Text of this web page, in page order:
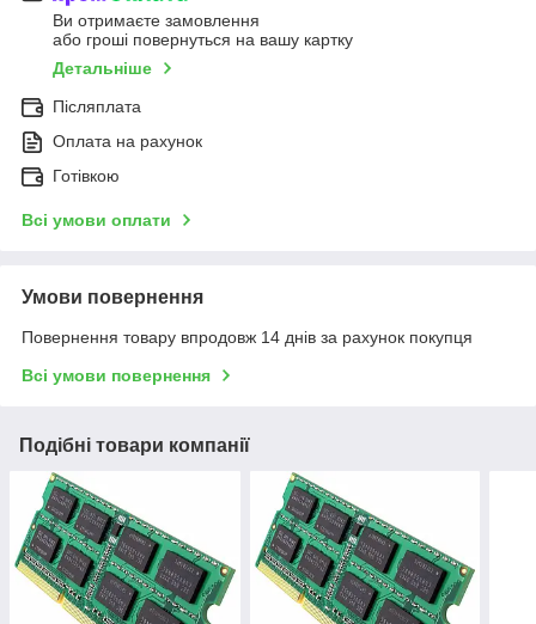
Ви отримаєте замовлення
або гроші повернуться на вашу картку
Детальніше
Післяплата
Оплата на рахунок
Готівкою
Всі умови оплати
Умови повернення
Повернення товару впродовж 14 днів за рахунок покупця
Всі умови повернення
Подібні товари компанії